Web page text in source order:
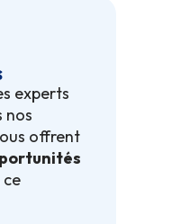
experts
nos
offrent
ce